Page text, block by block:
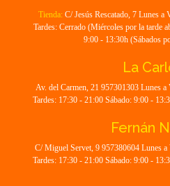
Tienda: C/ Jesús Rescatado, 7 Lunes
Tardes: Cerrado (Miércoles por la tarde
9:00 - 13:30h (Sábados
La
Av. del Carmen, 21 957301303 Lunes
Tardes: 17:30 - 21:00 Sábado: 9:00 -
Fernán
C/ Miguel Servet, 9 957380604 Lunes
Tardes: 17:30 - 21:00 Sábado: 9:00 -